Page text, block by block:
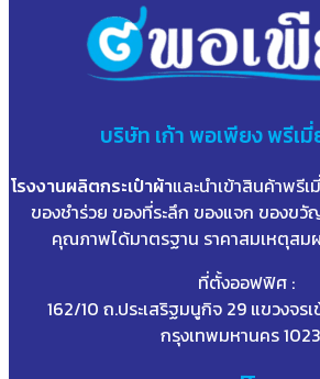
บริษัท เก้าพอเพียง พรีเ
โรงงานผลิตกระเป๋าผ้าและนำเข้าสินค้าพรีเ
ของชำร่วย ของที่ระลึก ของแจก ของขวั
คุณภาพได้มาตรฐาน ราคาสมเหตุสม
ที่ตั้งออฟฟิศ :
162/10 ถ.ประเสริฐมนูกิจ 29 แขวงจร
กรุงเทพมหานคร